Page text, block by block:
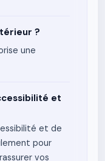
?
une
et
et de
pour
vos